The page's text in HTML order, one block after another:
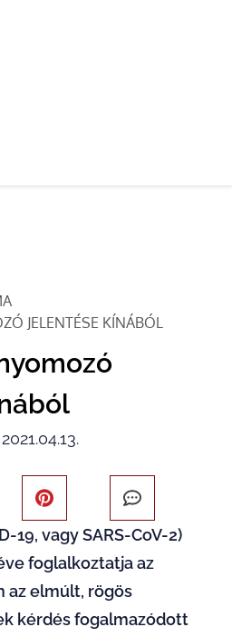
JELENTÉSE KÍNÁBÓL
19, vagy SARS-CoV-2)
foglalkoztatja az
az elmúlt, rögös
kérdés fogalmazódott